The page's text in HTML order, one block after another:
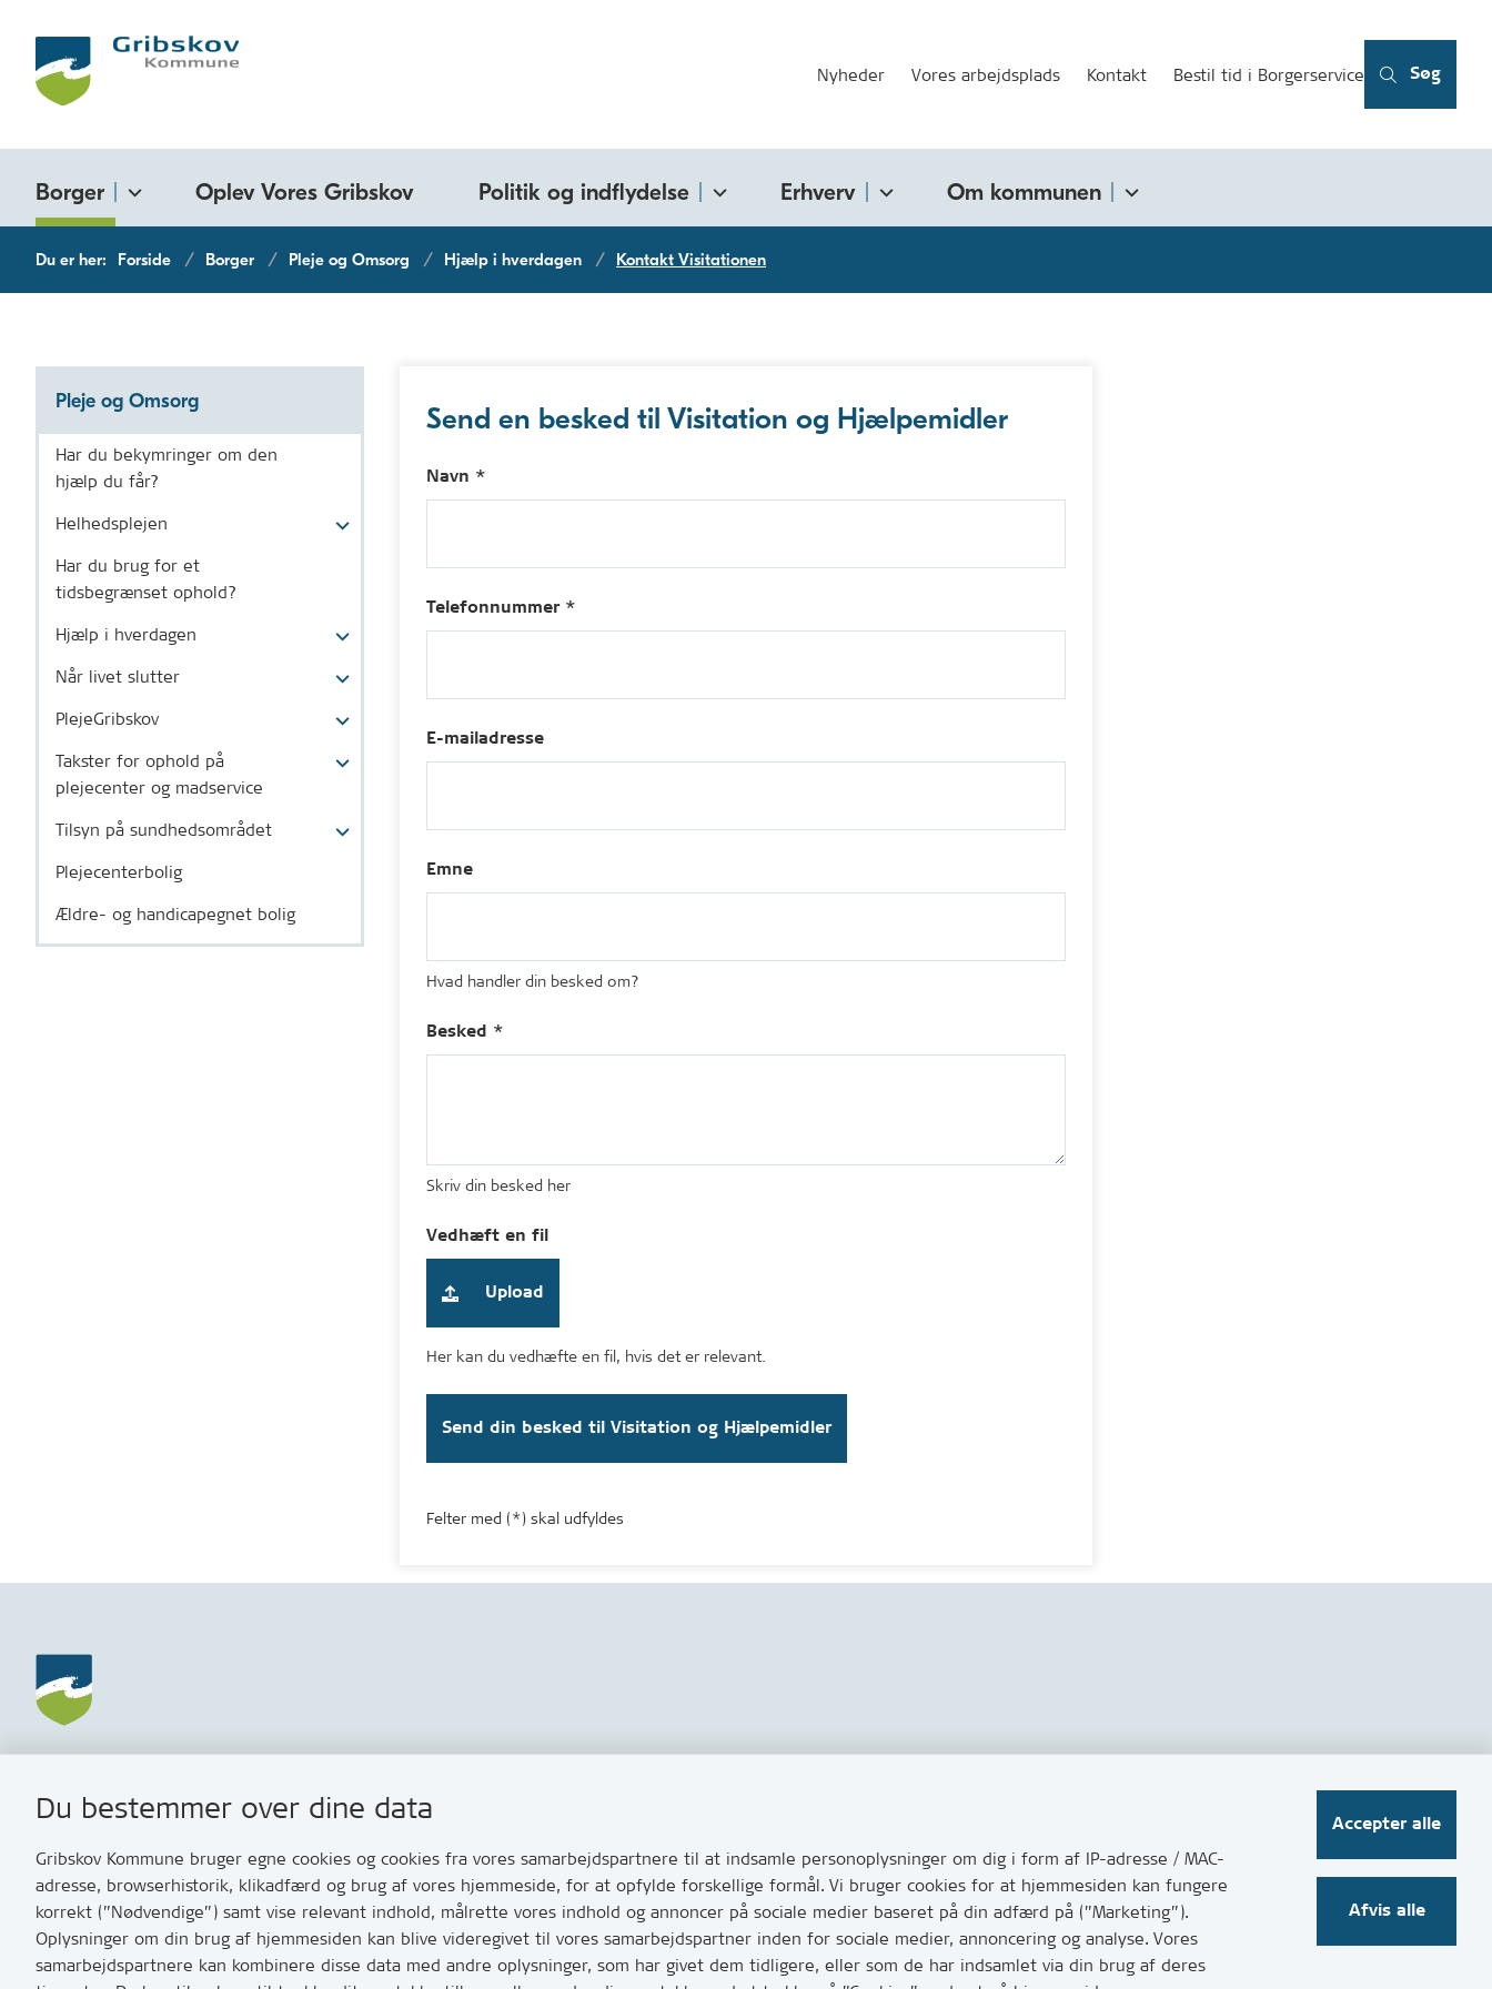
Nyheder Vores arbejdsplads Kontakt Bestil tid i Borgerservice Søg
Borger Oplev Vores Gribskov Politik og indflydelse Erhverv Om kommunen
Du er her: Forside Borger Pleje og Omsorg Hjælp i hverdagen Kontakt Visitationen
Pleje og Omsorg
Har du bekymringer om den
hjælp du får?
Helhedsplejen
Har du brug for et
tidsbegrænset ophold?
Hjælp i hverdagen
Når livet slutter
PlejeGribskov
Takster for ophold på
plejecenter og madservice
Tilsyn på sundhedsområdet
Plejecenterbolig
Ældre- og handicapegnet bolig
Send en besked til Visitation og Hjælpemidler
Navn *
Telefonnummer *
E-mailadresse
Emne
Hvad handler din besked om?
Besked *
Skriv din besked her
Vedhæft en fil
Upload
Her kan du vedhæfte en fil, hvis det er relevant.
Send din besked til Visitation og Hjælpemidler
Felter med (*) skal udfyldes
Rådhusvej 3
Skriv til os via Digital Post
med os? Se her hvordan
Tip os om huller i vejen eller andet
T:7249 6000
Bemærk: vi har mange opkald mellem kl.
Cookies
Databeskyttelse
CVR, EAN og betaling
Du bestemmer over dine data
Gribskov Kommune bruger egne cookies og cookies fra vores samarbejdspartnere til at indsamle personoplysninger om dig i form af IP-adresse / MAC-
adresse, browserhistorik, klikadfærd og brug af vores hjemmeside, for at opfylde forskellige formål. Vi bruger cookies for at hjemmesiden kan fungere
korrekt (”Nødvendige”) samt vise relevant indhold, målrette vores indhold og annoncer på sociale medier baseret på din adfærd på (”Marketing”).
Oplysninger om din brug af hjemmesiden kan blive videregivet til vores samarbejdspartner inden for sociale medier, annoncering og analyse. Vores
samarbejdspartnere kan kombinere disse data med andre oplysninger, som har givet dem tidligere, eller som de har indsamlet via din brug af deres
Accepter alle
Afvis alle